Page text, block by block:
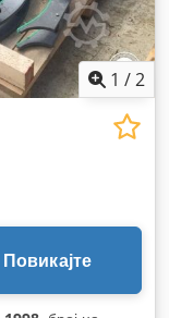
1 /2
Повикајте